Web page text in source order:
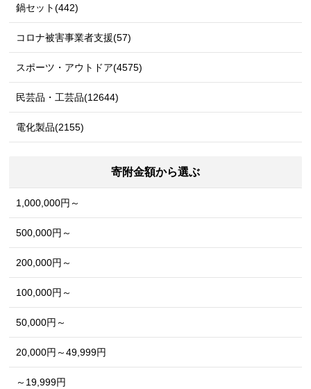
鍋セット(442)
コロナ被害事業者支援(57)
スポーツ・アウトドア(4575)
民芸品・工芸品(12644)
電化製品(2155)
寄附金額から選ぶ
1,000,000円～
500,000円～
200,000円～
100,000円～
50,000円～
20,000円～49,999円
～19,999円